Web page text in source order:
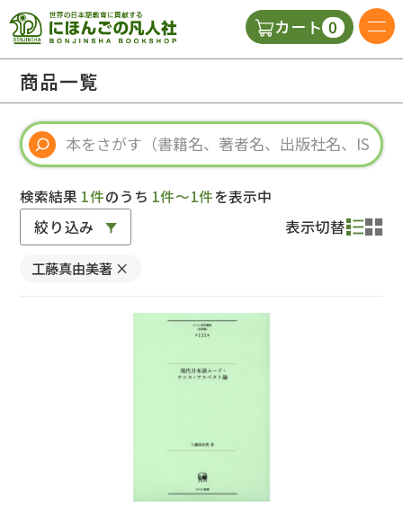
カート 0
視聴覚・補助教材
教師用参考書
商品一覧
検索結果 1件のうち 1件～1件を表示中
絞り込み 表示切替
工藤真由美著 ×